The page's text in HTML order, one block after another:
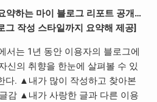
약하는 마이 블로그 리포트 공개…
그 작성 스타일까지 요약해 제공]
서는 1년 동안 이용자의 블로그에
신의 취향을 한눈에 살펴볼 수 있
다. ▲내가 많이 작성하고 찾아본
감 ▲내가 사랑한 글과 다른 이용